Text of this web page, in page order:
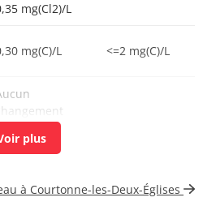
mg(Cl2)/L
mg(C)/L <=2 mg(C)/L
à Courtonne-les-Deux-Églises